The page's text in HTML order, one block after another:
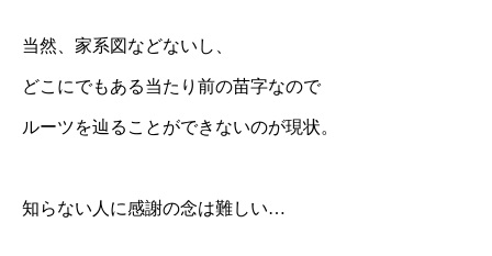
当然、家系図などないし、
どこにでもある当たり前の苗字なので
ルーツを辿ることができないのが現状。
知らない人に感謝の念は難しい…